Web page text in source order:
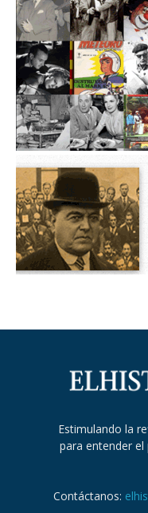
Estimulando la
para entender
Contáctanos: